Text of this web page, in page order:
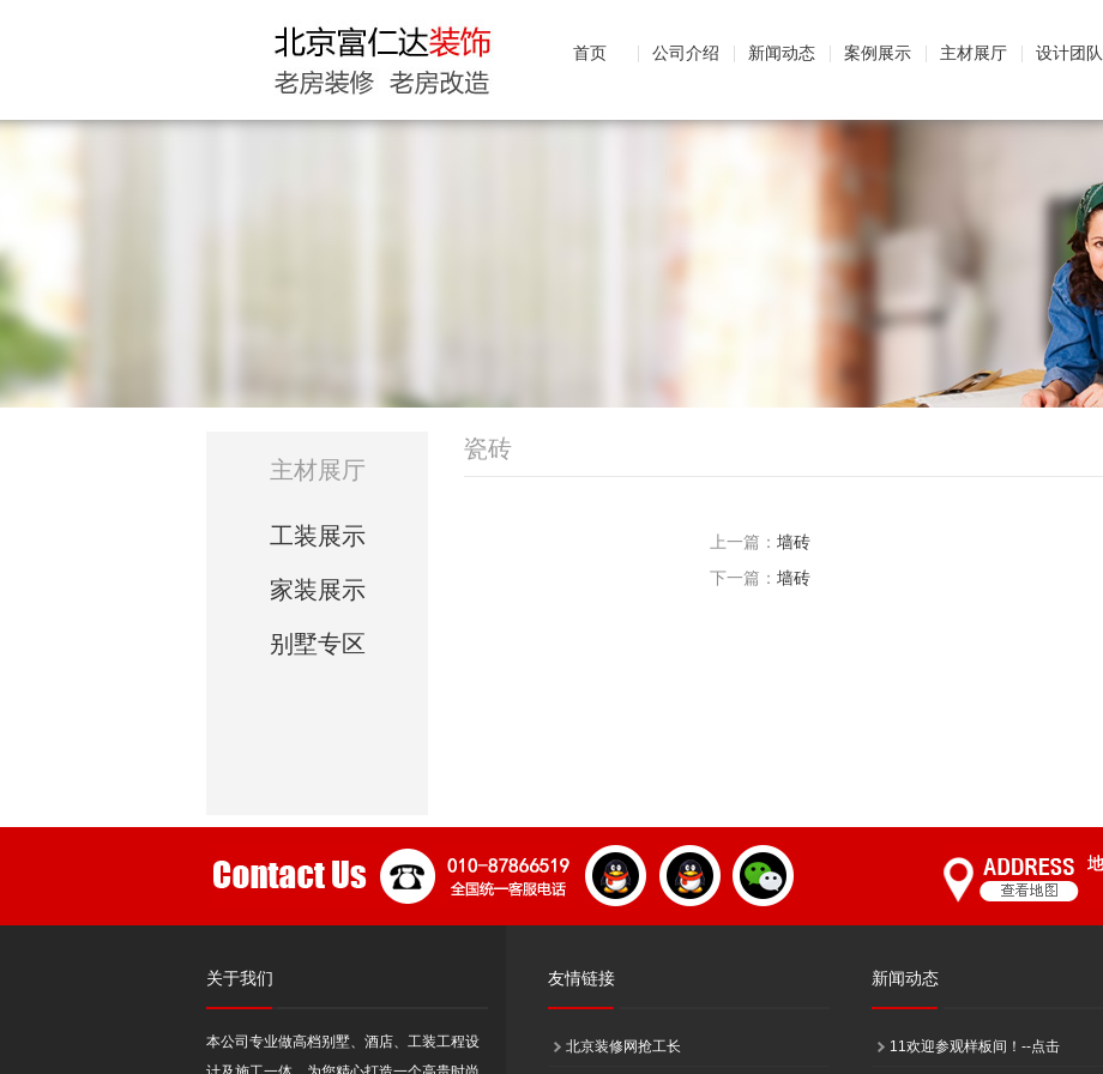
首页 公司介绍 新闻动态 案例展示 主材展厅 设计团队
主材展厅
工装展示
家装展示
别墅专区
瓷砖
上一篇： 墙砖
下一篇： 墙砖
关于我们
本公司专业做高档别墅、酒店、工装工程设
友情链接
北京装修网抢工长
新闻动态
11欢迎参观样板间！--点击